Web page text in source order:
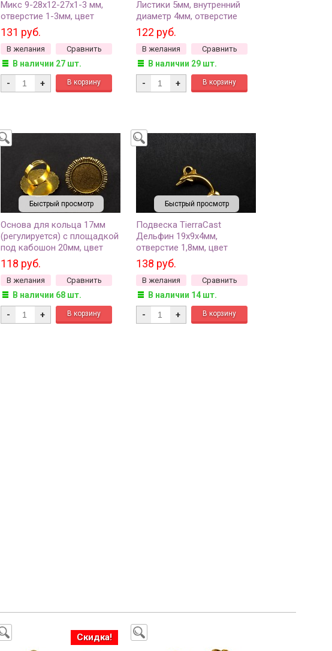
Микс 9-28х12-27х1-3 мм,
отверстие 1-3мм, цвет
античное золото, сплав
металлов, 14-030, 10г (около
5-9шт)
131 руб.
В желания Сравнить
В наличии 27 шт.
- +
Листики 5мм, внутренний
диаметр 4мм, отверстие
1мм, цвет античное золото,
94-5570-26, 2шт
122 руб.
В желания Сравнить
В наличии 29 шт.
- +
Быстрый просмотр
Основа для кольца 17мм
(регулируется) с площадкой
под кабошон 20мм, цвет
античное золото, сплав
металлов, 15-012, 1шт
118 руб.
В желания Сравнить
В наличии 68 шт.
- +
Быстрый просмотр
Подвеска TierraCast
Дельфин 19х9х4мм,
отверстие 1,8мм, цвет
античное золото, 94-2130-
26, 1шт
138 руб.
В желания Сравнить
В наличии 14 шт.
- +
Скидка!